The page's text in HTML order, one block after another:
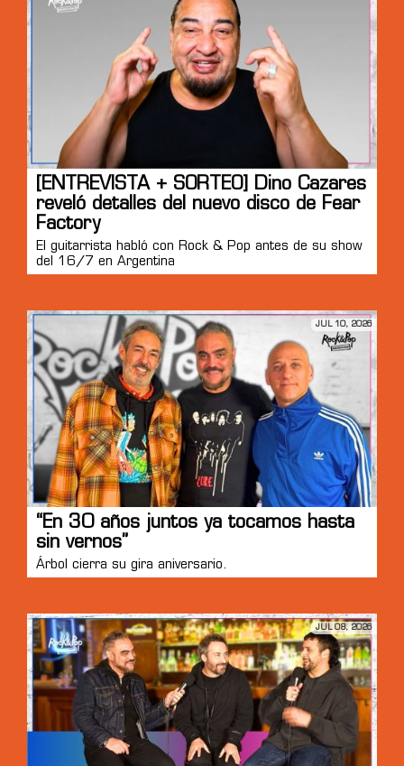
[ENTREVISTA + SORTEO] Dino Cazares
reveló detalles del nuevo disco de Fear
Factory
El guitarrista habló con Rock & Pop antes de su show
del 16/7 en Argentina
JUL 10, 2026
“En 30 años juntos ya tocamos hasta
sin vernos”
Árbol cierra su gira aniversario.
JUL 08, 2026